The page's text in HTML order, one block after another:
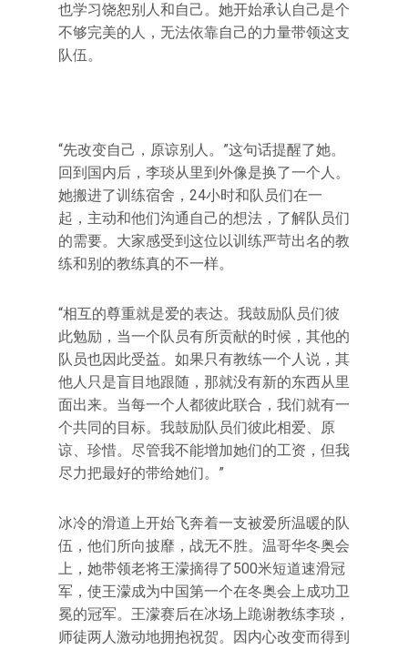
也学习饶恕别人和自己。她开始承认自己是个
不够完美的人，无法依靠自己的力量带领这支
队伍。
“先改变自己，原谅别人。”这句话提醒了她。
回到国内后，李琰从里到外像是换了一个人。
她搬进了训练宿舍，24小时和队员们在一
起，主动和他们沟通自己的想法，了解队员们
的需要。大家感受到这位以训练严苛出名的教
练和别的教练真的不一样。
“相互的尊重就是爱的表达。我鼓励队员们彼
此勉励，当一个队员有所贡献的时候，其他的
队员也因此受益。如果只有教练一个人说，其
他人只是盲目地跟随，那就没有新的东西从里
面出来。当每一个人都彼此联合，我们就有一
个共同的目标。我鼓励队员们彼此相爱、原
谅、珍惜。尽管我不能增加她们的工资，但我
尽力把最好的带给她们。”
冰冷的滑道上开始飞奔着一支被爱所温暖的队
伍，他们所向披靡，战无不胜。温哥华冬奥会
上，她带领老将王濛摘得了500米短道速滑冠
军，使王濛成为中国第一个在冬奥会上成功卫
冕的冠军。王濛赛后在冰场上跪谢教练李琰，
师徒两人激动地拥抱祝贺。因内心改变而得到